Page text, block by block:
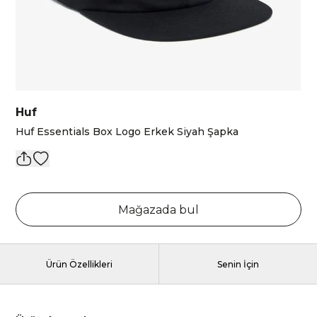
Huf
Huf Essentials Box Logo Erkek Siyah Şapka
Mağazada bul
Ürün Özellikleri Senin İçin